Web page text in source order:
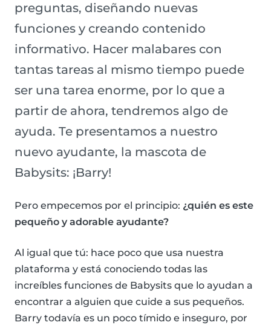
preguntas, diseñando nuevas
funciones y creando contenido
informativo. Hacer malabares con
tantas tareas al mismo tiempo puede
ser una tarea enorme, por lo que a
partir de ahora, tendremos algo de
ayuda. Te presentamos a nuestro
nuevo ayudante, la mascota de
Babysits: ¡Barry!
Pero empecemos por el principio: ¿quién es este
pequeño y adorable ayudante?
Al igual que tú: hace poco que usa nuestra
plataforma y está conociendo todas las
increíbles funciones de Babysits que lo ayudan a
encontrar a alguien que cuide a sus pequeños.
Barry todavía es un poco tímido e inseguro, por